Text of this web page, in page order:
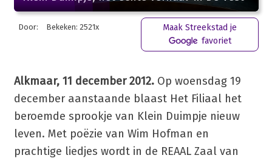
Door: Bekeken: 2521x
Maak Streekstad je
favoriet
Alkmaar, 11 december 2012.Op woensdag 19
december aanstaande blaast Het Filiaal het
beroemde sprookje van Klein Duimpje nieuw
leven. Met poëzie van Wim Hofman en
prachtige liedjes wordt in de REAAL Zaal van